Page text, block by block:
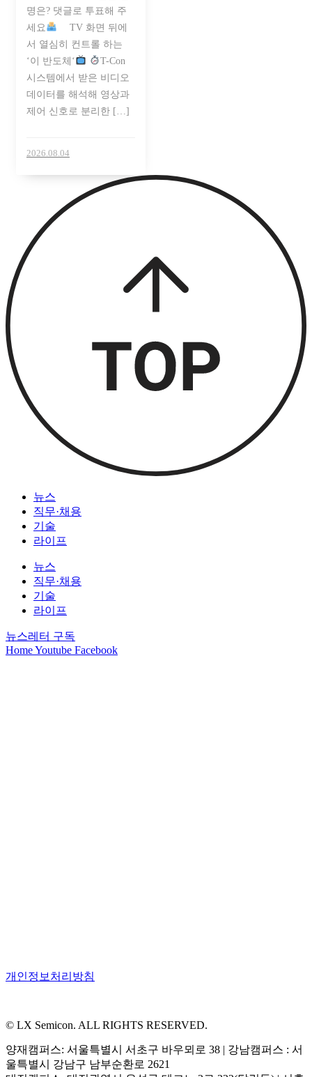
명은? 댓글로 투표해 주
세요
⠀ TV 화면 뒤에
서 열심히 컨트롤 하는
‘이 반도체‘
T-Con
시스템에서 받은 비디오
데이터를 해석해 영상과
제어 신호로 분리한 […]
2026.08.04
뉴스
직무·채용
기술
라이프
뉴스
직무·채용
기술
라이프
뉴스레터 구독
HomeYoutube Facebook
개인정보처리방침
© LX Semicon. ALL RIGHTS RESERVED.
양재캠퍼스: 서울특별시 서초구 바우뫼로 38 | 강남캠퍼스 : 서
울특별시 강남구 남부순환로 2621